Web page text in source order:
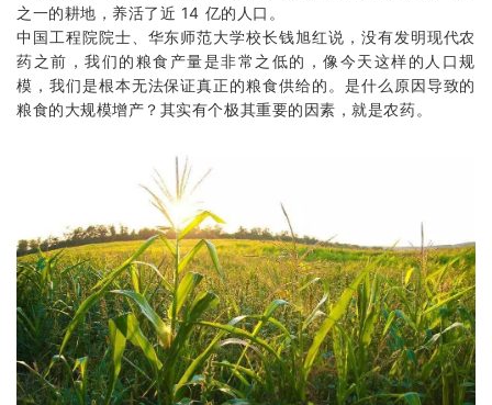
之一的耕地，养活了近 14 亿的人口。
中国工程院院士、华东师范大学校长钱旭红说，没有发明现代农
药之前，我们的粮食产量是非常之低的，像今天这样的人口规
模，我们是根本无法保证真正的粮食供给的。是什么原因导致的
粮食的大规模增产？其实有个极其重要的因素，就是农药。